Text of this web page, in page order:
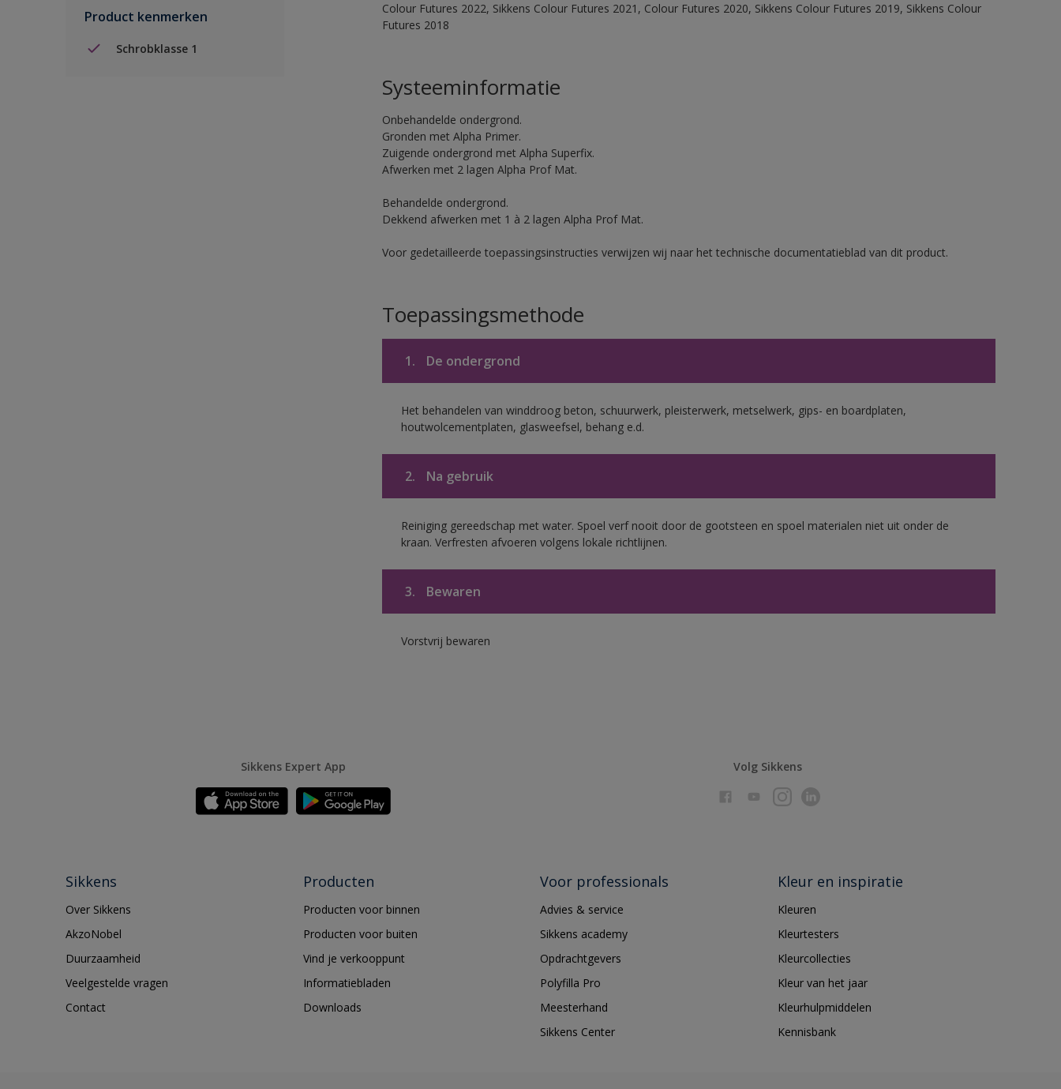
Product kenmerken
Schrobklasse 1
Colour Futures 2022, Sikkens Colour Futures 2021, Colour Futures 2020, Sikkens Colour Futures 2019, Sikkens Colour
Futures 2018
Systeeminformatie
Onbehandelde ondergrond.
Gronden met Alpha Primer.
Zuigende ondergrond met Alpha Superfix.
Afwerken met 2 lagen Alpha Prof Mat.
Behandelde ondergrond.
Dekkend afwerken met 1 à 2 lagen Alpha Prof Mat.
Voor gedetailleerde toepassingsinstructies verwijzen wij naar het technische documentatieblad van dit product.
Toepassingsmethode
1. De ondergrond
Het behandelen van winddroog beton, schuurwerk, pleisterwerk, metselwerk, gips- en boardplaten,
houtwolcementplaten, glasweefsel, behang e.d.
2. Na gebruik
Reiniging gereedschap met water. Spoel verf nooit door de gootsteen en spoel materialen niet uit onder de
kraan. Verfresten afvoeren volgens lokale richtlijnen.
3. Bewaren
Vorstvrij bewaren
Sikkens Expert App Volg Sikkens
Sikkens
Over Sikkens
AkzoNobel
Duurzaamheid
Veelgestelde vragen
Contact
Producten
Producten voor binnen
Producten voor buiten
Vind je verkooppunt
Informatiebladen
Downloads
Voor professionals
Advies & service
Sikkens academy
Opdrachtgevers
Polyfilla Pro
Meesterhand
Sikkens Center
Kleur en inspiratie
Kleuren
Kleurtesters
Kleurcollecties
Kleur van het jaar
Kleurhulpmiddelen
Kennisbank